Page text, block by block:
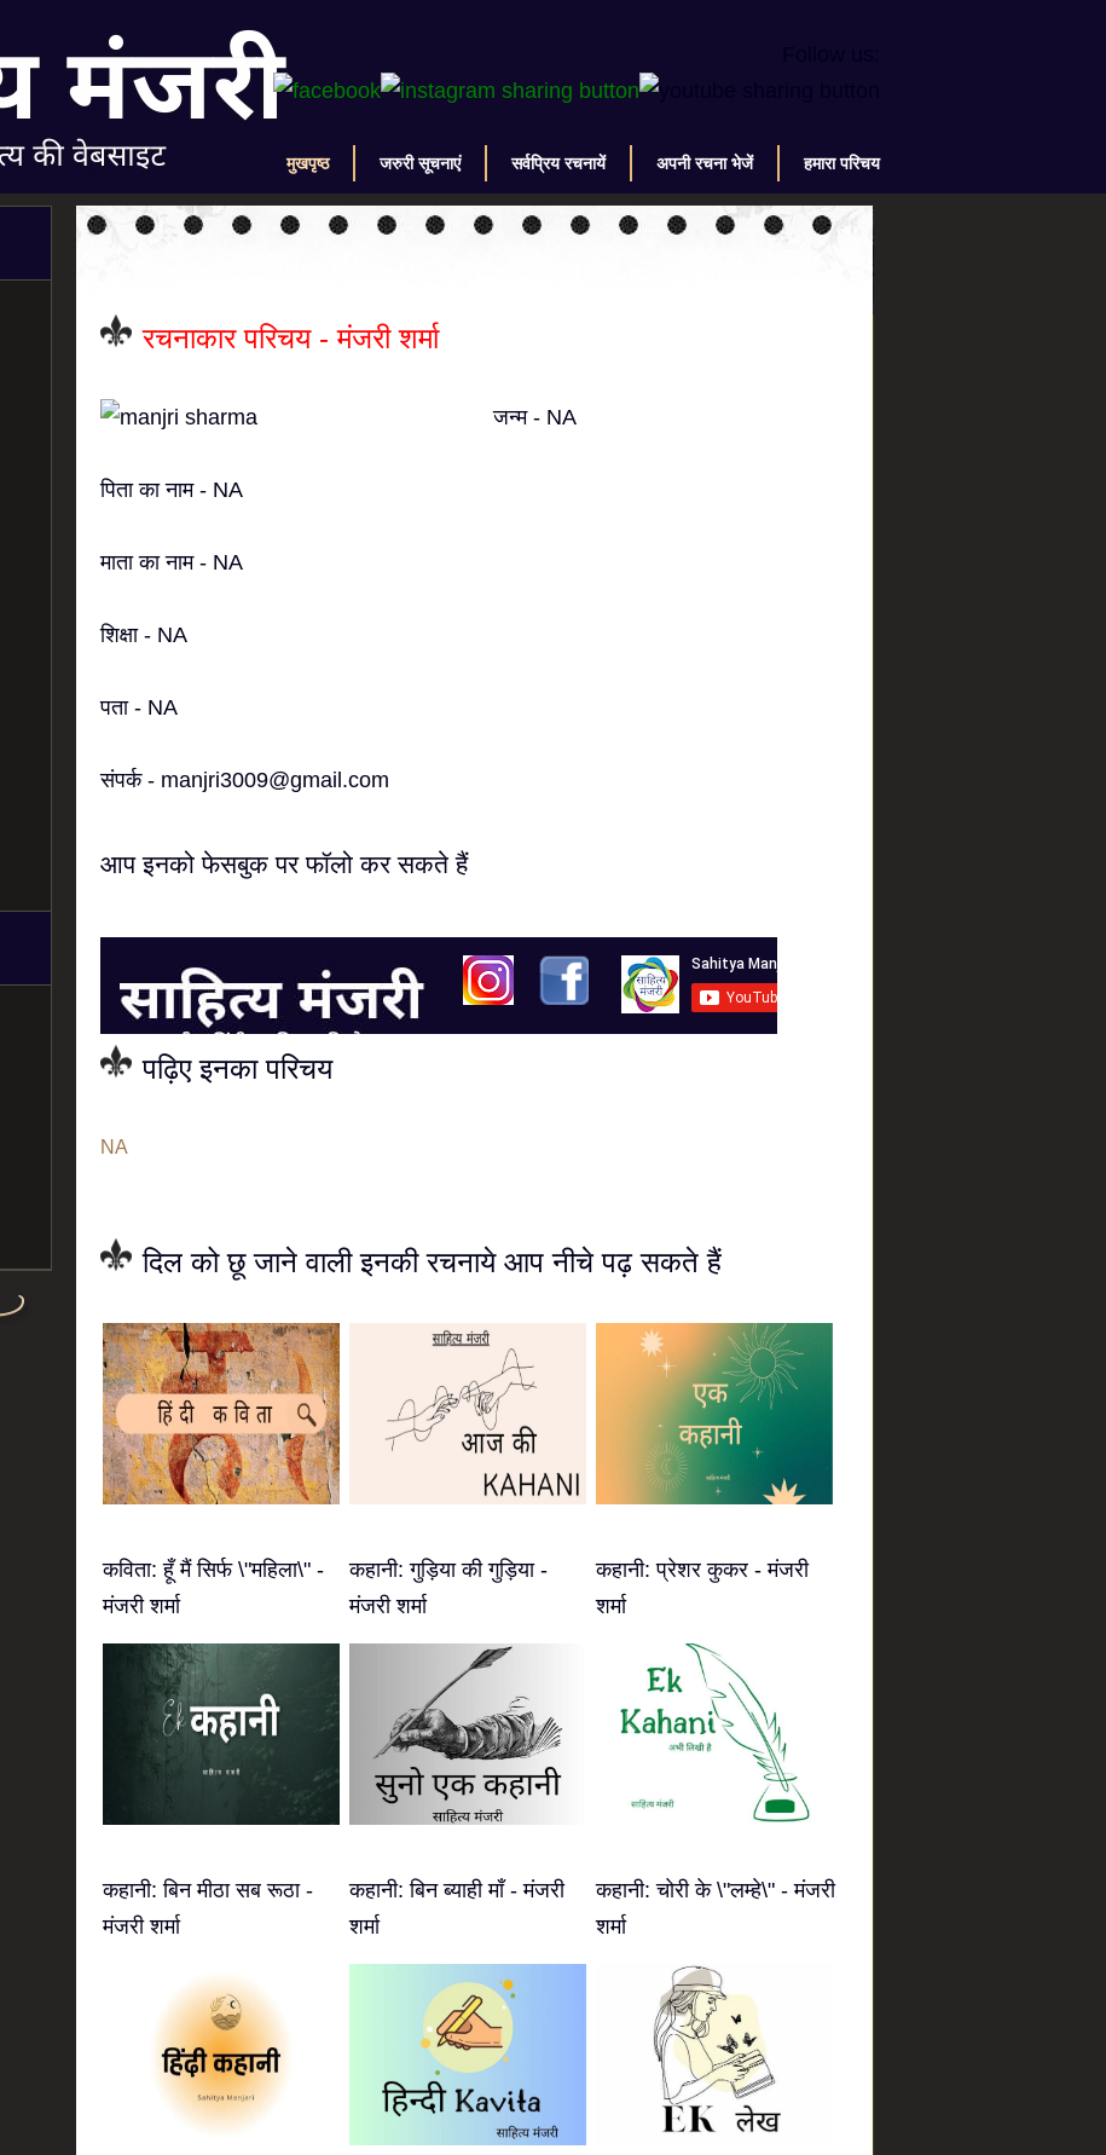
मुखपृष्ठ जरुरी सूचनाएं सर्वप्रिय रचनायें अपनी रचना भेजें हमारा परिचय
रचनाकार परिचय - मंजरी शर्मा
जन्म - NA
पिता का नाम - NA
माता का नाम - NA
शिक्षा - NA
पता - NA
संपर्क - manjri3009@gmail.com
आप इनको फेसबुक पर फॉलो कर सकते हैं
पढ़िए इनका परिचय
NA
दिल को छू जाने वाली इनकी रचनाये आप नीचे पढ़ सकते हैं
कविता: हूँ मैं सिर्फ \"महिला\" -
मंजरी शर्मा
कहानी: गुड़िया की गुड़िया -
मंजरी शर्मा
कहानी: प्रेशर कुकर - मंजरी
शर्मा
कहानी: बिन मीठा सब रूठा -
मंजरी शर्मा
कहानी: बिन ब्याही माँ - मंजरी
शर्मा
कहानी: चोरी के \"लम्हे\" - मंजरी
शर्मा